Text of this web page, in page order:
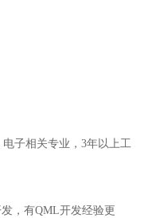
子相关专业，3年以上工
，有QML开发经验更